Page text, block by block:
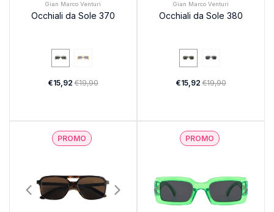
Gian Marco Venturi
Occhiali da Sole 370
€15,92€19,90
Gian Marco Venturi
Occhiali da Sole 380
€15,92€19,90
PROMO PROMO